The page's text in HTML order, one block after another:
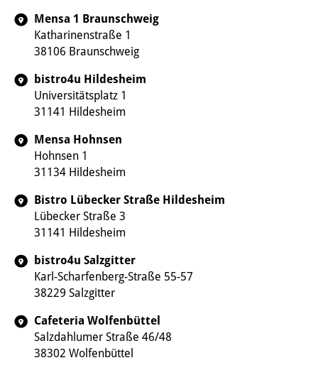
Mensa 1 Braunschweig
Katharinenstraße 1
38106 Braunschweig
bistro4u Hildesheim
Universitätsplatz 1
31141 Hildesheim
Mensa Hohnsen
Hohnsen 1
31134 Hildesheim
Bistro Lübecker Straße Hildesheim
Lübecker Straße 3
31141 Hildesheim
bistro4u Salzgitter
Karl-Scharfenberg-Straße 55-57
38229 Salzgitter
Cafeteria Wolfenbüttel
Salzdahlumer Straße 46/48
38302 Wolfenbüttel